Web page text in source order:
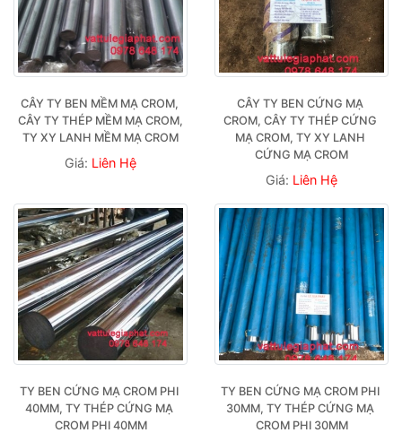
CÂY TY BEN MỀM MẠ CROM,
CÂY TY THÉP MỀM MẠ CROM,
TY XY LANH MỀM MẠ CROM
Giá: Liên Hệ
CÂY TY BEN CỨNG MẠ
CROM, CÂY TY THÉP CỨNG
MẠ CROM, TY XY LANH
CỨNG MẠ CROM
Giá: Liên Hệ
TY BEN CỨNG MẠ CROM PHI
40MM, TY THÉP CỨNG MẠ
CROM PHI 40MM
TY BEN CỨNG MẠ CROM PHI
30MM, TY THÉP CỨNG MẠ
CROM PHI 30MM